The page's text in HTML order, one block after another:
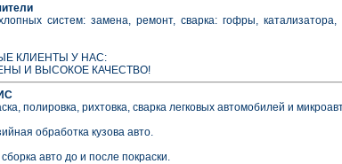
систем: замена, ремонт, сварка: гофры, катализатора,
КЛИЕНТЫ У НАС:
И ВЫСОКОЕ КАЧЕСТВО!
полировка, рихтовка, сварка легковых автомобилей и
обработка кузова авто.
авто до и после покраски.